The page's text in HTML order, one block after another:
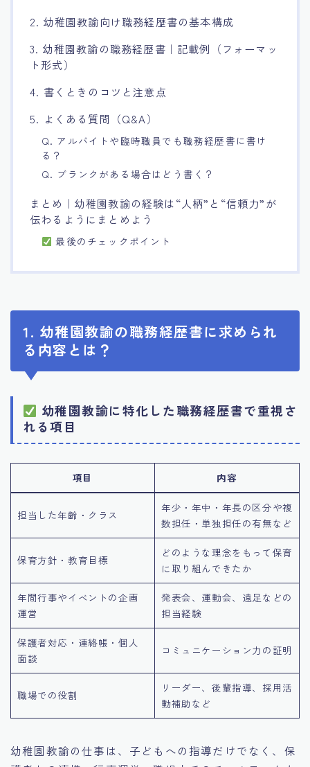
2. 幼稚園教諭向け職務経歴書の基本構成
3. 幼稚園教諭の職務経歴書｜記載例（フォーマッ
ト形式）
4. 書くときのコツと注意点
5. よくある質問（Q&A）
Q. アルバイトや臨時職員でも職務経歴書に書け
る？
Q. ブランクがある場合はどう書く？
まとめ｜幼稚園教諭の経験は“人柄”と“信頼力”が
伝わるようにまとめよう
最後のチェックポイント
1. 幼稚園教諭の職務経歴書に求められ
る内容とは？
幼稚園教諭に特化した職務経歴書で重視さ
れる項目
項目 内容
担当した年齢・クラス
年少・年中・年長の区分や複
数担任・単独担任の有無など
保育方針・教育目標
どのような理念をもって保育
に取り組んできたか
年間行事やイベントの企画
運営
発表会、運動会、遠足などの
担当経験
保護者対応・連絡帳・個人
面談
コミュニケーション力の証明
職場での役割
リーダー、後輩指導、採用活
動補助など
幼稚園教諭の仕事は、子どもへの指導だけでなく、保